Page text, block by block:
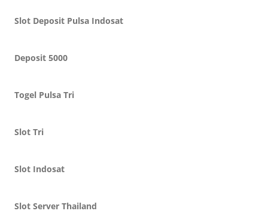
Slot Deposit Pulsa Indosat
Deposit 5000
Togel Pulsa Tri
Slot Tri
Slot Indosat
Slot Server Thailand